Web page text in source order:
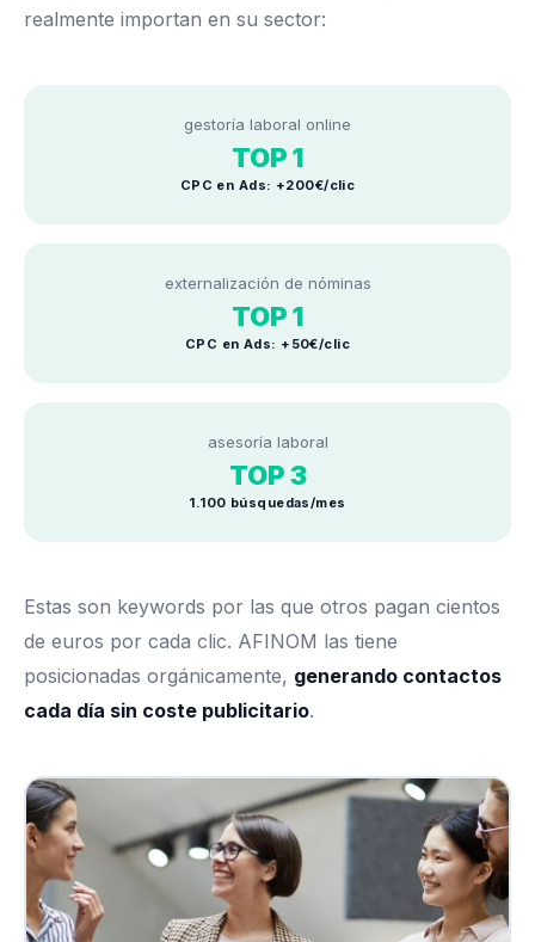
realmente importan en su sector:
gestoría laboral online
TOP 1
CPC en Ads: +200€/clic
externalización de nóminas
TOP 1
CPC en Ads: +50€/clic
asesoría laboral
TOP 3
1.100 búsquedas/mes
Estas son keywords por las que otros pagan cientos
de euros por cada clic. AFINOM las tiene
posicionadas orgánicamente, generando contactos
cada día sin coste publicitario.